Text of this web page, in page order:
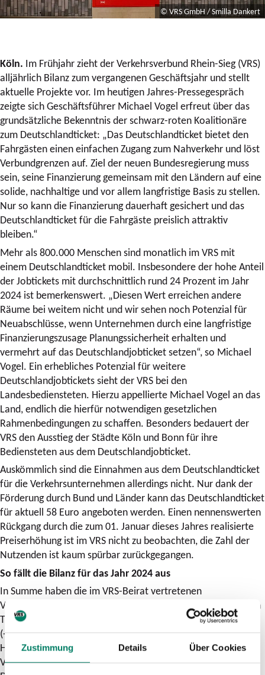
Zustimmung Details Über Cookies
© VRS GmbH / Smilla Dankert
Köln. Im Frühjahr zieht der Verkehrsverbund Rhein-Sieg (VRS)
alljährlich Bilanz zum vergangenen Geschäftsjahr und stellt
aktuelle Projekte vor. Im heutigen Jahres-Pressegespräch
zeigte sich Geschäftsführer Michael Vogel erfreut über das
grundsätzliche Bekenntnis der schwarz-roten Koalitionäre
zum Deutschlandticket: „Das Deutschlandticket bietet den
Fahrgästen einen einfachen Zugang zum Nahverkehr und löst
Verbundgrenzen auf. Ziel der neuen Bundesregierung muss
sein, seine Finanzierung gemeinsam mit den Ländern auf eine
solide, nachhaltige und vor allem langfristige Basis zu stellen.
Nur so kann die Finanzierung dauerhaft gesichert und das
Deutschlandticket für die Fahrgäste preislich attraktiv
bleiben.“
Mehr als 800.000 Menschen sind monatlich im VRS mit
einem Deutschlandticket mobil. Insbesondere der hohe Anteil
der Jobtickets mit durchschnittlich rund 24 Prozent im Jahr
2024 ist bemerkenswert. „Diesen Wert erreichen andere
Räume bei weitem nicht und wir sehen noch Potenzial für
Neuabschlüsse, wenn Unternehmen durch eine langfristige
Finanzierungszusage Planungssicherheit erhalten und
vermehrt auf das Deutschlandjobticket setzen“, so Michael
Vogel. Ein erhebliches Potenzial für weitere
Deutschlandjobtickets sieht der VRS bei den
Landesbediensteten. Hierzu appellierte Michael Vogel an das
Land, endlich die hierfür notwendigen gesetzlichen
Rahmenbedingungen zu schaffen. Besonders bedauert der
VRS den Ausstieg der Städte Köln und Bonn für ihre
Bediensteten aus dem Deutschlandjobticket.
Auskömmlich sind die Einnahmen aus dem Deutschlandticket
für die Verkehrsunternehmen allerdings nicht. Nur dank der
Förderung durch Bund und Länder kann das Deutschlandticket
für aktuell 58 Euro angeboten werden. Einen nennenswerten
Rückgang durch die zum 01. Januar dieses Jahres realisierte
Preiserhöhung ist im VRS nicht zu beobachten, die Zahl der
Nutzenden ist kaum spürbar zurückgegangen.
So fällt die Bilanz für das Jahr 2024 aus
In Summe haben die im VRS-Beirat vertretenen
Verkehrsunternehmen im Jahr 2024 565,60 Millionen Euro an
Ticketeinnahmen erwirtschaftet. Das sind 11,76 Millionen
(-2,04%) weniger als im Jahr 2023 (Werte gerundet).
Hintergrund ist, dass das im Mai 2023 eingeführte und im
Vergleich mit anderen Abo-Angeboten stark rabattierte